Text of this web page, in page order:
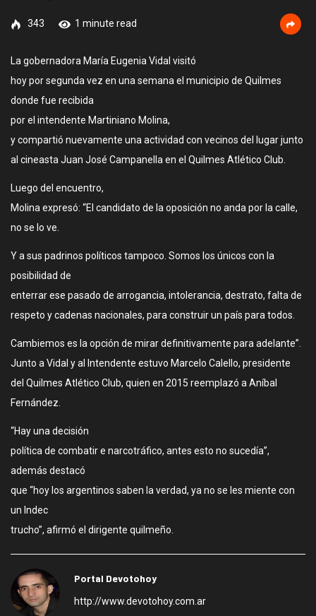
343 1 minute read
La gobernadora María Eugenia Vidal visitó
hoy por segunda vez en una semana el municipio de Quilmes
donde fue recibida
por el intendente Martiniano Molina,
y compartió nuevamente una actividad con vecinos del lugar junto
al cineasta Juan José Campanella en el Quilmes Atlético Club.
Luego del encuentro,
Molina expresó: “El candidato de la oposición no anda por la calle,
no se lo ve.
Y a sus padrinos políticos tampoco. Somos los únicos con la
posibilidad de
enterrar ese pasado de arrogancia, intolerancia, destrato, falta de
respeto y cadenas nacionales, para construir un país para todos.
Cambiemos es la opción de mirar definitivamente para adelante”.
Junto a Vidal y al Intendente estuvo Marcelo Calello, presidente
del Quilmes Atlético Club, quien en 2015 reemplazó a Aníbal
Fernández.
“Hay una decisión
política de combatir e narcotráfico, antes esto no sucedía”,
además destacó
que “hoy los argentinos saben la verdad, ya no se les miente con
un Indec
trucho”, afirmó el dirigente quilmeño.
Portal Devotohoy
http://www.devotohoy.com.ar